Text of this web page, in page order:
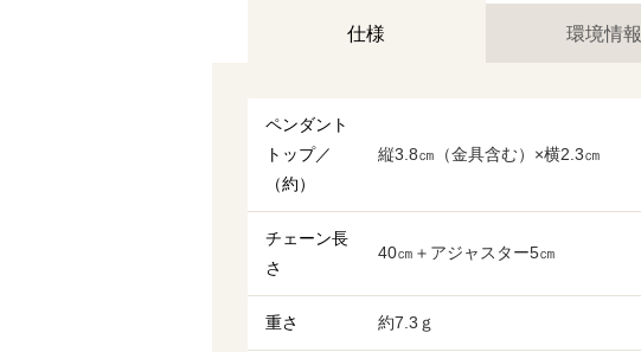
仕様 環境情報
ペンダント
トップ／
（約）
縦3.8㎝（金具含む）×横2.3㎝
チェーン長
さ
40㎝＋アジャスター5㎝
重さ 約7.3ｇ